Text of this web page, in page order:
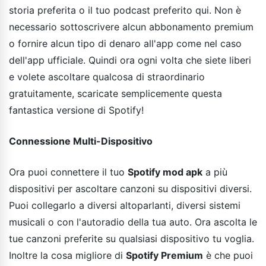
storia preferita o il tuo podcast preferito qui. Non è
necessario sottoscrivere alcun abbonamento premium
o fornire alcun tipo di denaro all'app come nel caso
dell'app ufficiale. Quindi ora ogni volta che siete liberi
e volete ascoltare qualcosa di straordinario
gratuitamente, scaricate semplicemente questa
fantastica versione di Spotify!
Connessione Multi-Dispositivo
Ora puoi connettere il tuo Spotify mod apk a più
dispositivi per ascoltare canzoni su dispositivi diversi.
Puoi collegarlo a diversi altoparlanti, diversi sistemi
musicali o con l'autoradio della tua auto. Ora ascolta le
tue canzoni preferite su qualsiasi dispositivo tu voglia.
Inoltre la cosa migliore di Spotify Premium è che puoi